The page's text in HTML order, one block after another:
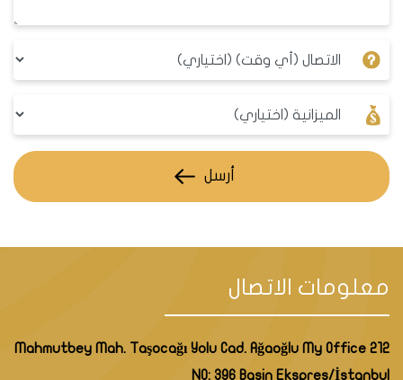
أرسل
معلومات الاتصال
Mahmutbey Mah. Taşocağı Yolu Cad. Ağaoğlu My Office 212
NO: 396 Basin Ekspres/İstanbul